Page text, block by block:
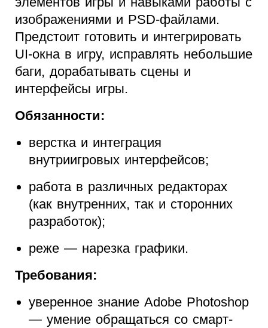
изображениями и PSD-файлами.
Предстоит готовить и интегрировать
UI-окна в игру, исправлять небольшие
баги, дорабатывать сцены и
интерфейсы игры.
Обязанности:
верстка и интеграция
внутриигровых интерфейсов;
работа в различных редакторах
(как внутренних, так и сторонних
разработок);
реже — нарезка графики.
Требования:
уверенное знание Adobe Photoshop
— умение обращаться со смарт-